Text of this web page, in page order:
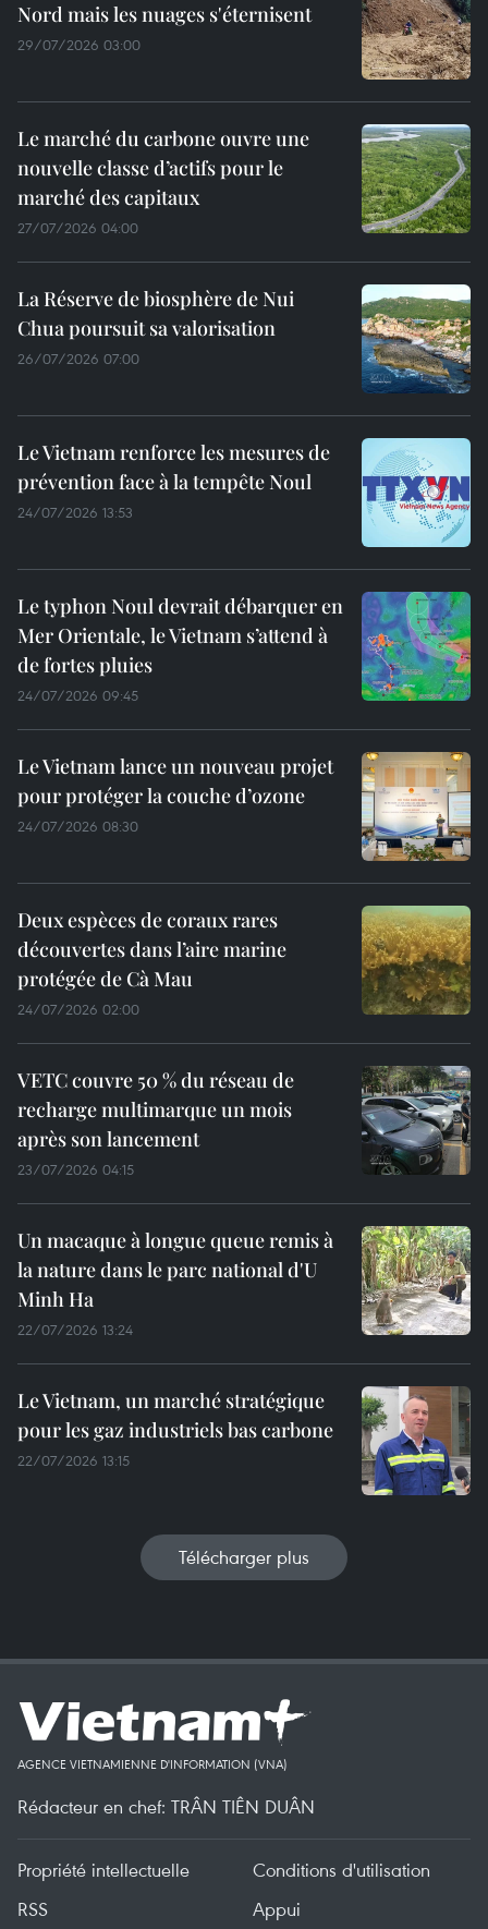
Nord mais les nuages s'éternisent
29/07/2026 03:00
Le marché du carbone ouvre une
nouvelle classe d’actifs pour le
marché des capitaux
27/07/2026 04:00
La Réserve de biosphère de Nui
Chua poursuit sa valorisation
26/07/2026 07:00
Le Vietnam renforce les mesures de
prévention face à la tempête Noul
24/07/2026 13:53
Le typhon Noul devrait débarquer en
Mer Orientale, le Vietnam s’attend à
de fortes pluies
24/07/2026 09:45
Le Vietnam lance un nouveau projet
pour protéger la couche d’ozone
24/07/2026 08:30
Deux espèces de coraux rares
découvertes dans l’aire marine
protégée de Cà Mau
24/07/2026 02:00
VETC couvre 50 % du réseau de
recharge multimarque un mois
après son lancement
23/07/2026 04:15
Un macaque à longue queue remis à
la nature dans le parc national d'U
Minh Ha
22/07/2026 13:24
Le Vietnam, un marché stratégique
pour les gaz industriels bas carbone
22/07/2026 13:15
Télécharger plus
AGENCE VIETNAMIENNE D'INFORMATION (VNA)
Rédacteur en chef: TRÂN TIÊN DUÂN
Propriété intellectuelle
Conditions d'utilisation
RSS
Appui